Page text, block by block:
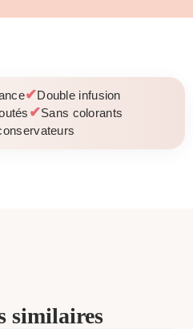
Double infusion
Sans colorants
similaires